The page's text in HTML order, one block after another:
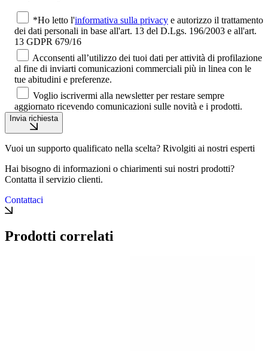
*Ho letto l'informativa sulla privacy e autorizzo il trattamento
dei dati personali in base all'art. 13 del D.Lgs. 196/2003 e all'art.
13 GDPR 679/16
Acconsenti all’utilizzo dei tuoi dati per attività di profilazione
al fine di inviarti comunicazioni commerciali più in linea con le
tue abitudini e preferenze.
Voglio iscrivermi alla newsletter per restare sempre
aggiornato ricevendo comunicazioni sulle novità e i prodotti.
Invia richiesta
Vuoi un supporto qualificato nella scelta? Rivolgiti ai nostri esperti
Hai bisogno di informazioni o chiarimenti sui nostri prodotti?
Contatta il servizio clienti.
Contattaci
Prodotti correlati